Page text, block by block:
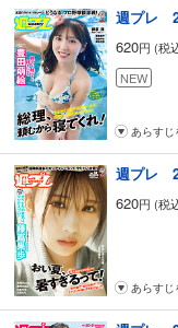
『キン肉マン』ゆでたま
【広告】『キン肉マン 第
市川紗椰のライクの森
wPB COVER GIRL
爆笑問題の笑えるニュース
真実のニッポン／橘 玲
坂本慎太郎の街歩き投資
坂口孝則の経済ニュース
盲目のお笑い芸人・濱田
ひろゆきの「この件につい
オール巨人の劇場漫才師の
いつだって特等席 佐々木
季節を重ねて 赤間四季(＃
『TOUGH 第二章』猿渡
【広告】猿渡 哲也『
週プレ
620円 (税
NEW
あらすじ
週プレ
620円 (税
あらすじ